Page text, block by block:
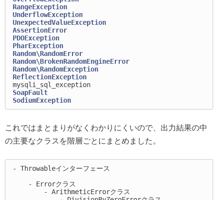
RangeException
UnderflowException
UnexpectedValueException
AssertionError
PDOException
PharException
Random\RandomError
Random\BrokenRandomEngineError
Random\RandomException
ReflectionException
mysqli_sql_exception
SoapFault
SodiumException
これではまとまりがなくわかりにくいので、出力結果の中
の主要なクラスを階層ごとにまとめました。
- Throwableインターフェース
    - Errorクラス
        - ArithmeticErrorクラス